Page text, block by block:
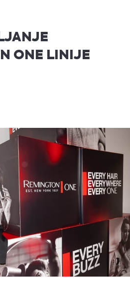
ONE LINIJE